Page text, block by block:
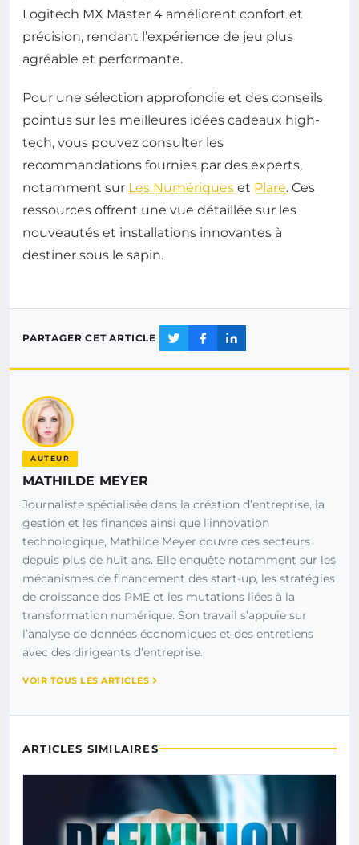
Logitech MX Master 4 améliorent confort et
précision, rendant l’expérience de jeu plus
agréable et performante.
Pour une sélection approfondie et des conseils
pointus sur les meilleures idées cadeaux high-
tech, vous pouvez consulter les
recommandations fournies par des experts,
notamment sur Les Numériques et Plare. Ces
ressources offrent une vue détaillée sur les
nouveautés et installations innovantes à
destiner sous le sapin.
PARTAGER CET ARTICLE
AUTEUR
MATHILDE MEYER
Journaliste spécialisée dans la création d’entreprise, la
gestion et les finances ainsi que l’innovation
technologique, Mathilde Meyer couvre ces secteurs
depuis plus de huit ans. Elle enquête notamment sur les
mécanismes de financement des start-up, les stratégies
de croissance des PME et les mutations liées à la
transformation numérique. Son travail s’appuie sur
l’analyse de données économiques et des entretiens
avec des dirigeants d’entreprise.
VOIR TOUS LES ARTICLES
ARTICLES SIMILAIRES